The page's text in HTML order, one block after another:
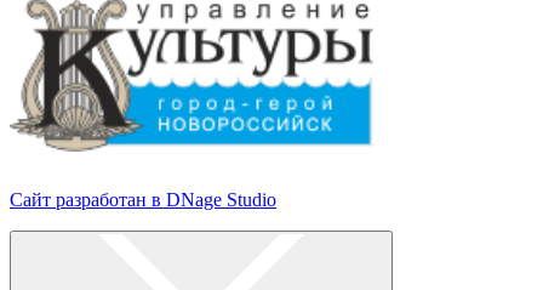
Сайт разработан в DNage Studio